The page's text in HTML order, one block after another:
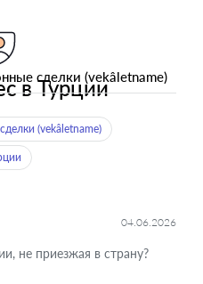
сделки (vekâletname)
в Турции
(vekâletname)
04.06.2026
не приезжая в страну?